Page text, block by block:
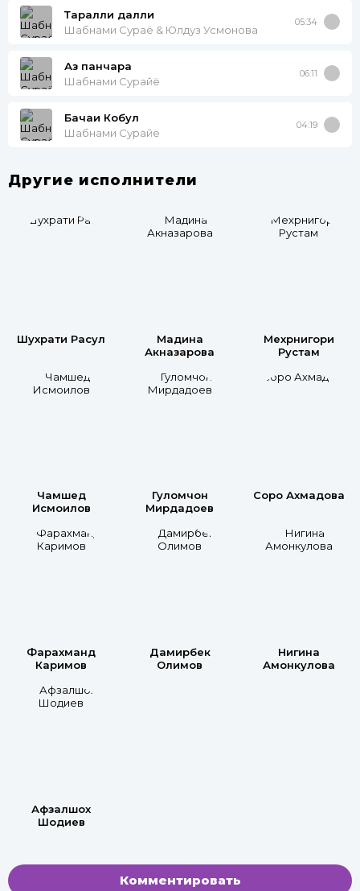
Таралли далли
Шабнами Сураё & Юлдуз Усмонова
05:34
Аз панчара
Шабнами Сурайё
06:11
Бачаи Кобул
Шабнами Сурайё
04:19
Другие исполнители
Шухрати Расул
Мадина
Акназарова
Мехрнигори
Рустам
Чамшед
Исмоилов
Гуломчон
Мирдадоев
Соро Ахмадова
Фарахманд
Каримов
Дамирбек
Олимов
Нигина
Амонкулова
Афзалшох
Шодиев
Комментировать